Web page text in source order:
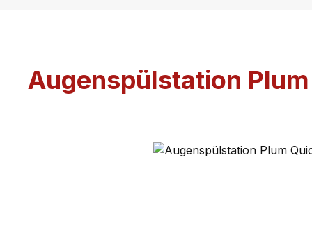
Augenspülstation
Bildergalerie überspringen